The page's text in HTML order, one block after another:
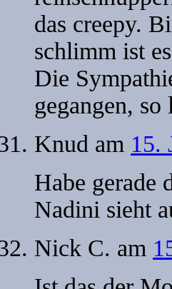
das creepy.
schlimm ist
Die
gegangen,
Knud am 15.
Habe gerade
Nadini sieht
Nick C. am